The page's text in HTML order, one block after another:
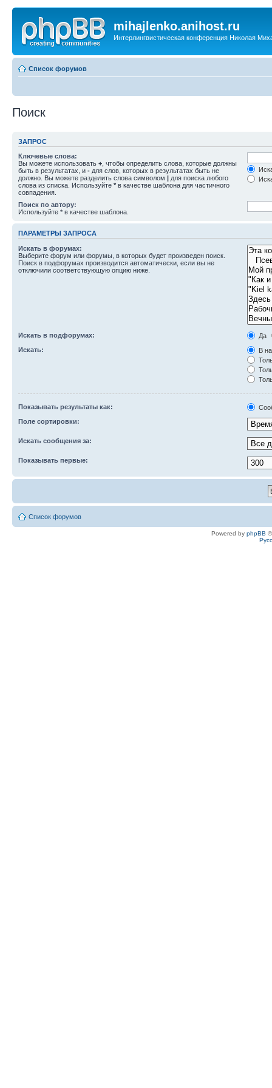
mihajlenko.anihost.ru
Интерлингвистическая конференция Николая
Список форумов
Поиск
ЗАПРОС
Ключевые слова:
Вы можете использовать + , чтобы определить слова, которые должны
быть в результатах, и - для слов, которых в результатах быть не
должно. Вы можете разделить слова символом | для поиска любого
слова из списка. Используйте * в качестве шаблона для частичного
совпадения.
Поиск по автору:
Используйте * в качестве шаблона.
ПАРАМЕТРЫ ЗАПРОСА
Искать в форумах:
Выберите форум или форумы, в которых будет произведен поиск.
Поиск в подфорумах производится автоматически, если вы не
отключили соответствующую опцию ниже.
Искать в подфорумах:
Да
Искать:
В
Показывать результаты как:
Поле сортировки:
Искать сообщения за:
Показывать первые:
Список форумов
Powered by phpBB